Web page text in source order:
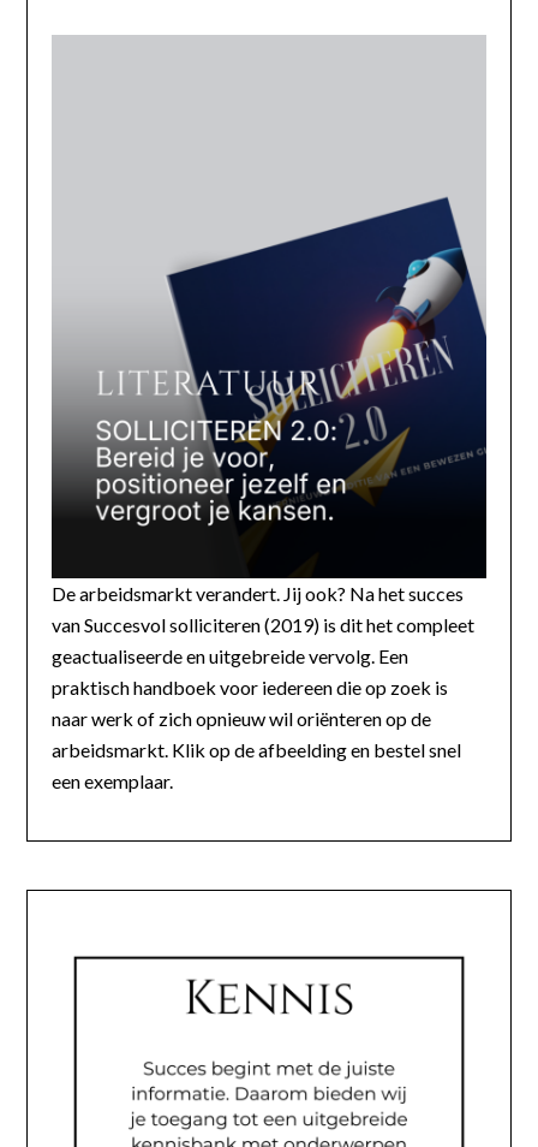
De arbeidsmarkt verandert. Jij ook? Na het succes
van Succesvol solliciteren (2019) is dit het compleet
geactualiseerde en uitgebreide vervolg. Een
praktisch handboek voor iedereen die op zoek is
naar werk of zich opnieuw wil oriënteren op de
arbeidsmarkt. Klik op de afbeelding en bestel snel
een exemplaar.